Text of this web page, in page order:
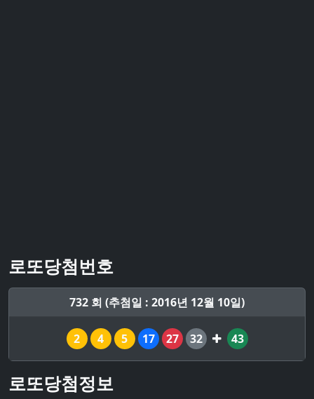
로또당첨번호
732 회 (추첨일 : 2016년 12월 10일)
2 4 5 17 27 32 43
로또당첨정보